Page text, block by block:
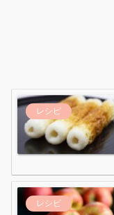
レシピ
レシピ